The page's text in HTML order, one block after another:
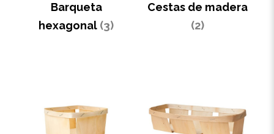
Barqueta
hexagonal (3)
Cestas de madera
(2)